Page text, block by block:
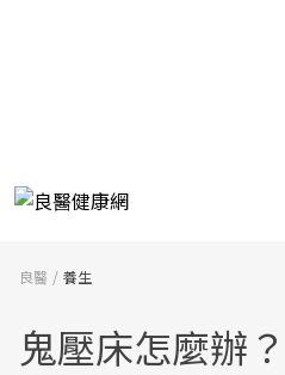
良醫 養生
鬼壓床怎麼辦